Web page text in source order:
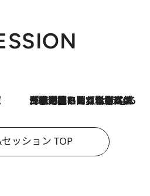
2026.8.3
「住宅建てられない…」「サーチャージ料の高値が続いている」ホルムズ海峡封鎖による影響はいつまで続く？《エネルギー専門家に聞く“どうなる日本の暮らし”》
ッション TOP